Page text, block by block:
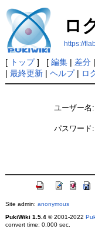
ロ
https://
[ トップ] [ 編集| 差分|
| 最終更新| ヘルプ| ロ
ユーザー名:
パスワード:
Site admin: anonymous
PukiWiki 1.5.4© 2001-2022
convert time: 0.000 sec.